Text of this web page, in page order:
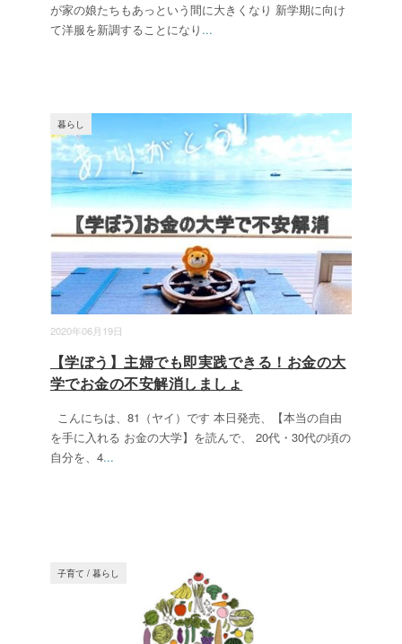
が家の娘たちもあっという間に大きくなり 新学期に向け
て洋服を新調することになり ...
2020年06月19日
暮らし
【学ぼう】主婦でも即実践できる！お金の大
学でお金の不安解消しましょ
こんにちは、81（ヤイ）です 本日発売、【本当の自由
を手に入れる お金の大学】を読んで、 20代・30代の頃の
自分を、4...
子育て / 暮らし